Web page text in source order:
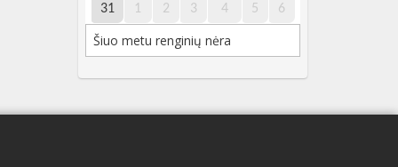
31 1 2 3 4 5 6
Šiuo metu renginių nėra